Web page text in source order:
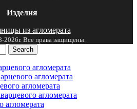
Изделия
из агломерата
2026г. Все права защищены.
Search
агломерата
агломерата
агломерата
агломерата
агломерата